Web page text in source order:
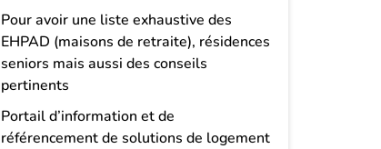
Pour avoir une liste exhaustive des
EHPAD (maisons de retraite), résidences
seniors mais aussi des conseils
pertinents
Portail d’information et de
référencement de solutions de logement